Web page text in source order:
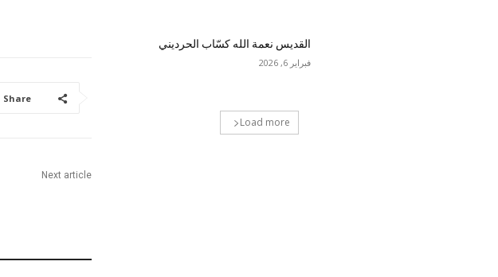
Share
Next article
القديس نعمة الله كسّاب الحرديني
فبراير 6, 2026
Load more